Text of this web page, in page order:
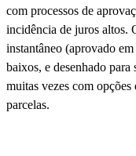
com processos de
incidência de juros altos.
instantâneo (aprovado
baixos, e desenhado
muitas vezes com opções
parcelas.